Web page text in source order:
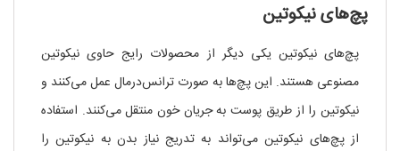
پچ‌های نیکوتین
پچ‌های نیکوتین یکی دیگر از محصولات رایج حاوی نیکوتین
مصنوعی هستند. این پچ‌ها به صورت ترانس‌درمال عمل می‌کنند و
نیکوتین را از طریق پوست به جریان خون منتقل می‌کنند. استفاده
از پچ‌های نیکوتین می‌تواند به تدریج نیاز بدن به نیکوتین را